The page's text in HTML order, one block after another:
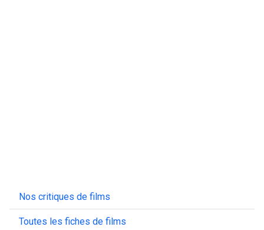
Nos critiques de films
Toutes les fiches de films